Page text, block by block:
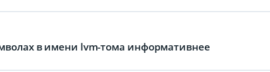
в имени lvm-тома информативнее